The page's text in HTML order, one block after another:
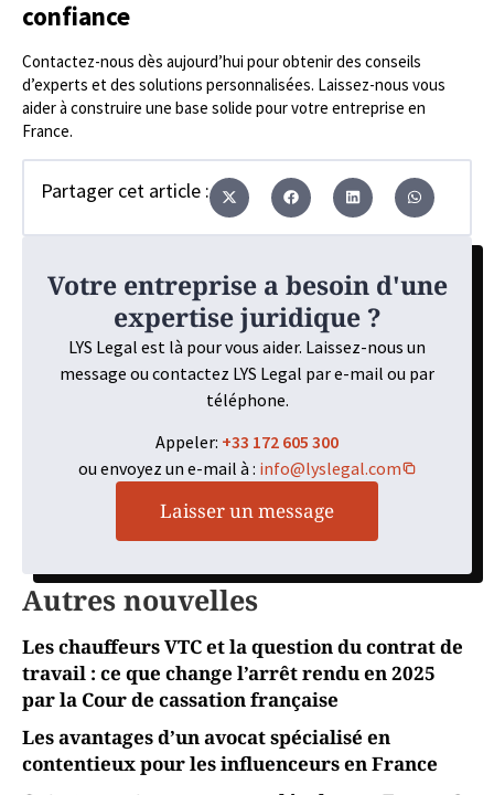
confiance
Contactez-nous dès aujourd’hui pour obtenir des conseils
d’experts et des solutions personnalisées. Laissez-nous vous
aider à construire une base solide pour votre entreprise en
France.
Partager cet article :
Votre entreprise a besoin d'une
expertise juridique ?
LYS Legal est là pour vous aider. Laissez-nous un
message ou contactez LYS Legal par e-mail ou par
téléphone.
Appeler: +33 172 605 300
ou envoyez un e-mail à : info@lyslegal.com
Laisser un message
Autres nouvelles
Les chauffeurs VTC et la question du contrat de
travail : ce que change l’arrêt rendu en 2025
par la Cour de cassation française
Les avantages d’un avocat spécialisé en
contentieux pour les influenceurs en France